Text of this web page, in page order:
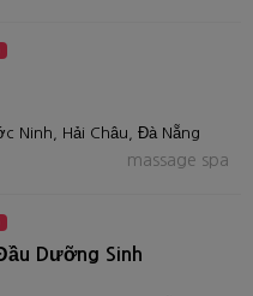
Ninh, Hải Châu, Đà Nẵng
massage spa
Dưỡng Sinh